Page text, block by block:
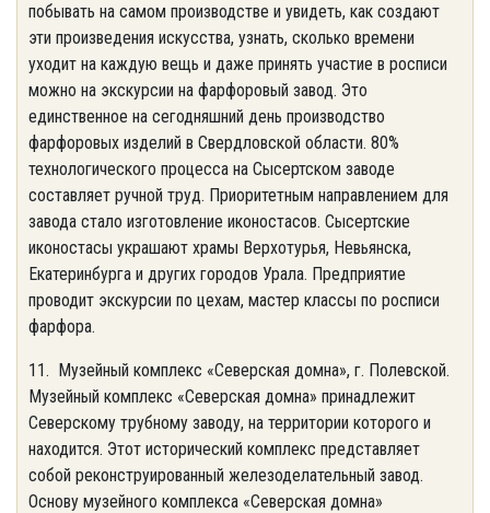
побывать на самом производстве и увидеть, как создают
эти произведения искусства, узнать, сколько времени
уходит на каждую вещь и даже принять участие в росписи
можно на экскурсии на фарфоровый завод. Это
единственное на сегодняшний день производство
фарфоровых изделий в Свердловской области. 80%
технологического процесса на Сысертском заводе
составляет ручной труд. Приоритетным направлением для
завода стало изготовление иконостасов. Сысертские
иконостасы украшают храмы Верхотурья, Невьянска,
Екатеринбурга и других городов Урала. Предприятие
проводит экскурсии по цехам, мастер классы по росписи
фарфора.
11. Музейный комплекс «Северская домна», г. Полевской.
Музейный комплекс «Северская домна» принадлежит
Северскому трубному заводу, на территории которого и
находится. Этот исторический комплекс представляет
собой реконструированный железоделательный завод.
Основу музейного комплекса «Северская домна»